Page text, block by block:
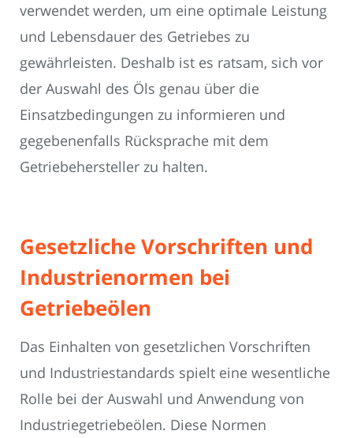
verwendet werden, um eine optimale Leistung
und Lebensdauer des Getriebes zu
gewährleisten. Deshalb ist es ratsam, sich vor
der Auswahl des Öls genau über die
Einsatzbedingungen zu informieren und
gegebenenfalls Rücksprache mit dem
Getriebehersteller zu halten.
Gesetzliche Vorschriften und
Industrienormen bei
Getriebeölen
Das Einhalten von gesetzlichen Vorschriften
und Industriestandards spielt eine wesentliche
Rolle bei der Auswahl und Anwendung von
Industriegetriebeölen. Diese Normen